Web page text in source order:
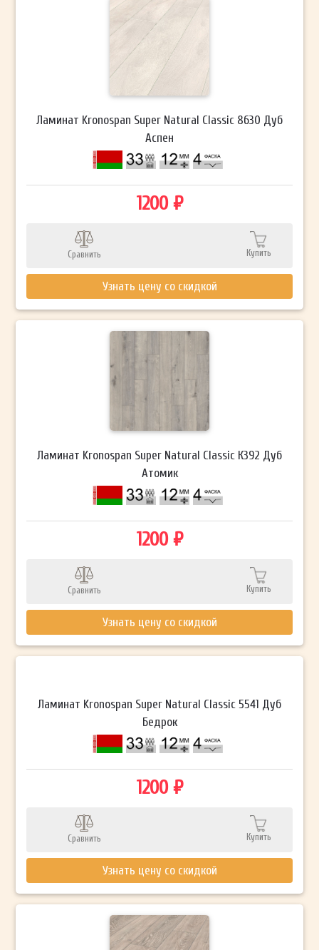
Ламинат Kronospan Super Natural Classic 8630 Дуб
Аспен
1200 ₽
Сравнить Купить
Узнать цену со скидкой
Ламинат Kronospan Super Natural Classic К392 Дуб
Атомик
1200 ₽
Сравнить Купить
Узнать цену со скидкой
Ламинат Kronospan Super Natural Classic 5541 Дуб
Бедрок
1200 ₽
Сравнить Купить
Узнать цену со скидкой